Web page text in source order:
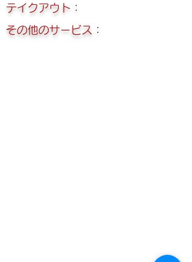
テイクアウト ：
その他のサービス ：